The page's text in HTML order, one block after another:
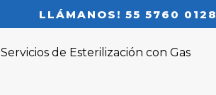
LLÁMANOS! 55 5760 0128
Servicios de Esterilización con Gas